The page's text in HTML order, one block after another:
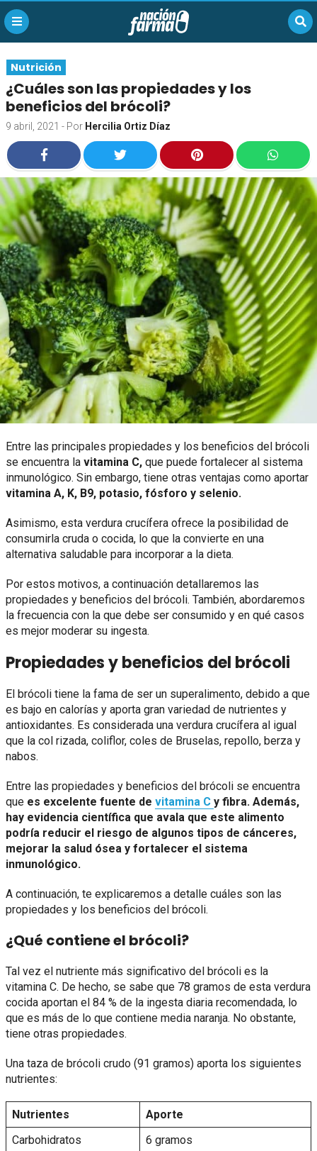
Nutrición
¿Cuáles son las propiedades y los
beneficios del brócoli?
9 abril, 2021 - Por Hercilia Ortiz Díaz
Entre las principales propiedades y los beneficios del brócoli
se encuentra la vitamina C, que puede fortalecer al sistema
inmunológico. Sin embargo, tiene otras ventajas como aportar
vitamina A, K, B9, potasio, fósforo y selenio.
Asimismo, esta verdura crucífera ofrece la posibilidad de
consumirla cruda o cocida, lo que la convierte en una
alternativa saludable para incorporar a la dieta.
Por estos motivos, a continuación detallaremos las
propiedades y beneficios del brócoli. También, abordaremos
la frecuencia con la que debe ser consumido y en qué casos
es mejor moderar su ingesta.
Propiedades y beneficios del brócoli
El brócoli tiene la fama de ser un superalimento, debido a que
es bajo en calorías y aporta gran variedad de nutrientes y
antioxidantes. Es considerada una verdura crucífera al igual
que la col rizada, coliflor, coles de Bruselas, repollo, berza y
nabos.
Entre las propiedades y beneficios del brócoli se encuentra
que es excelente fuente de vitamina C y fibra. Además,
hay evidencia científica que avala que este alimento
podría reducir el riesgo de algunos tipos de cánceres,
mejorar la salud ósea y fortalecer el sistema
inmunológico.
A continuación, te explicaremos a detalle cuáles son las
propiedades y los beneficios del brócoli.
¿Qué contiene el brócoli?
Tal vez el nutriente más significativo del brócoli es la
vitamina C. De hecho, se sabe que 78 gramos de esta verdura
cocida aportan el 84 % de la ingesta diaria recomendada, lo
que es más de lo que contiene media naranja. No obstante,
tiene otras propiedades.
Una taza de brócoli crudo (91 gramos) aporta los siguientes
nutrientes:
Nutrientes
Aporte
Carbohidratos
6 gramos